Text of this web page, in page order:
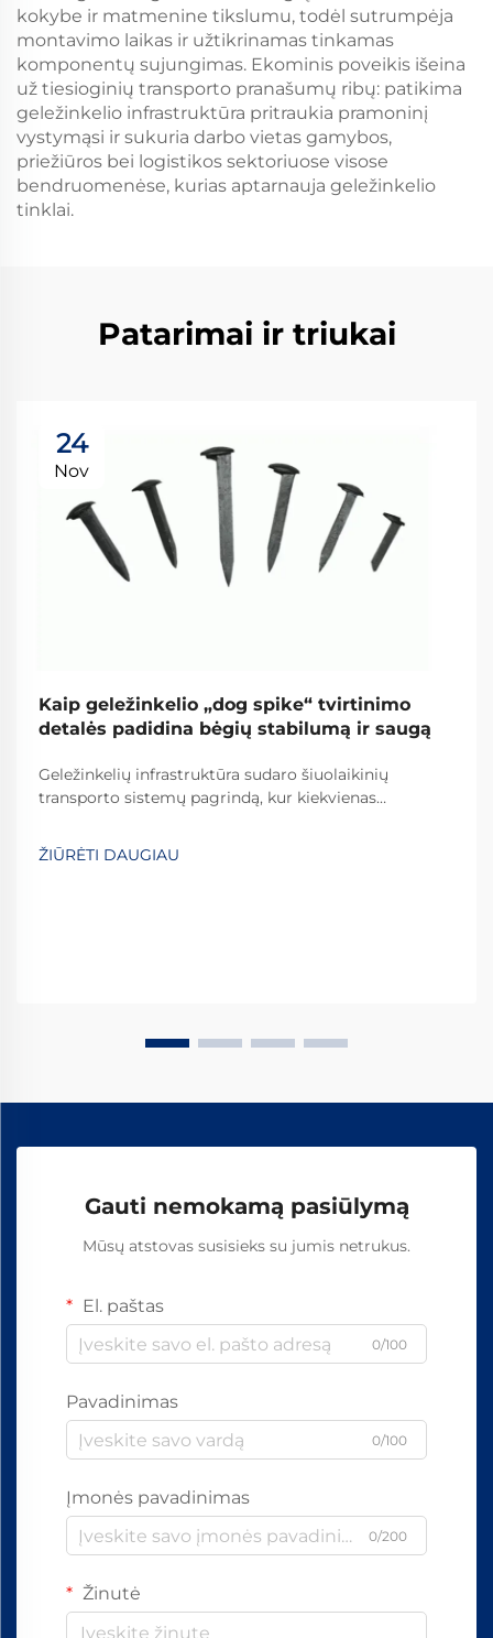
kokybe ir matmenine tikslumu, todėl sutrumpėja
montavimo laikas ir užtikrinamas tinkamas
komponentų sujungimas. Ekominis poveikis išeina
už tiesioginių transporto pranašumų ribų: patikima
geležinkelio infrastruktūra pritraukia pramoninį
vystymąsi ir sukuria darbo vietas gamybos,
priežiūros bei logistikos sektoriuose visose
bendruomenėse, kurias aptarnauja geležinkelio
tinklai.
Patarimai ir triukai
24
Nov
Kaip geležinkelio „dog spike“ tvirtinimo
detalės padidina bėgių stabilumą ir saugą
Geležinkelių infrastruktūra sudaro šiuolaikinių
transporto sistemų pagrindą, kur kiekvienas
efektyvumo palaikymui. Tarp šių būtinų komponentų,
geležinkelio „šuns“ vinčių vaidmuo yra vienas iš
ŽIŪRĖTI DAUGIAU
Gauti nemokamą pasiūlymą
Mūsų atstovas susisieks su jumis netrukus.
El. paštas
0/100
Pavadinimas
0/100
Įmonės pavadinimas
0/200
Žinutė